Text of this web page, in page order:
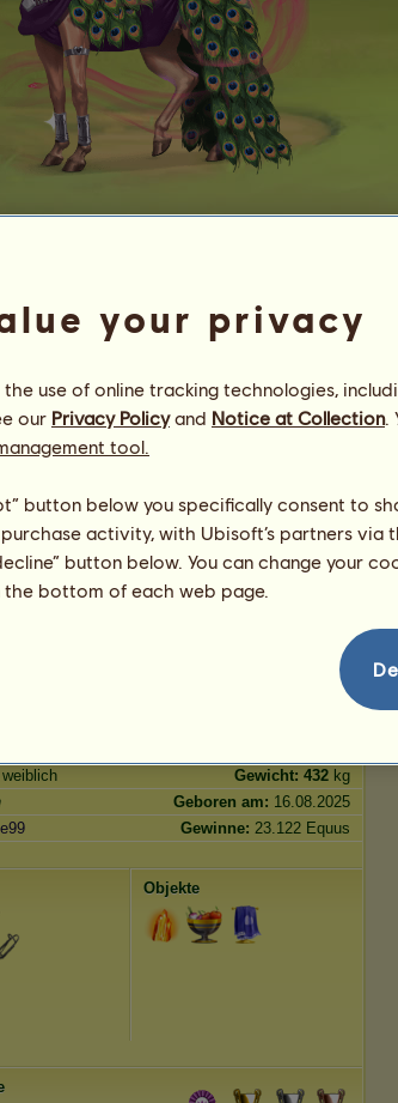
Nr. 977
Moral
94%
4551.93
4551.93
5462.31
weiblich Gewicht: 432 kg
Geboren am: 16.08.2025
Gewinne: 23.122 Equus
Objekte
your privacy
use of online tracking technologies,
our Privacy Policyand Notice at Collection.
tool.
button below you specifically consent to
activity, with Ubisoft’s partners via
button below. You can change your
the bottom of each web page.